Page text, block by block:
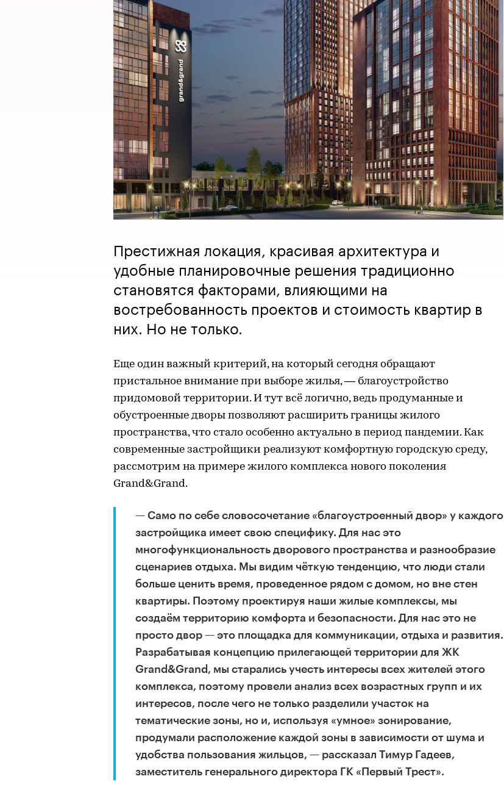
Престижная локация, красивая архитектура и
удобные планировочные решения традиционно
становятся факторами, влияющими на
востребованность проектов и стоимость квартир в
них. Но не только.
Еще один важный критерий, на который сегодня обращают
пристальное внимание при выборе жилья, — благоустройство
придомовой территории. И тут всё логично, ведь продуманные и
обустроенные дворы позволяют расширить границы жилого
пространства, что стало особенно актуально в период пандемии. Как
современные застройщики реализуют комфортную городскую среду,
рассмотрим на примере жилого комплекса нового поколения
Grand&Grand.
— Само по себе словосочетание «благоустроенный двор» у каждого
застройщика имеет свою специфику. Для нас это
многофункциональность дворового пространства и разнообразие
сценариев отдыха. Мы видим чёткую тенденцию, что люди стали
больше ценить время, проведенное рядом с домом, но вне стен
квартиры. Поэтому проектируя наши жилые комплексы, мы
создаём территорию комфорта и безопасности. Для нас это не
просто двор — это площадка для коммуникации, отдыха и развития.
Разрабатывая концепцию прилегающей территории для ЖК
Grand&Grand, мы старались учесть интересы всех жителей этого
комплекса, поэтому провели анализ всех возрастных групп и их
интересов, после чего не только разделили участок на
тематические зоны, но и, используя «умное» зонирование,
продумали расположение каждой зоны в зависимости от шума и
удобства пользования жильцов, — рассказал Тимур Гадеев,
заместитель генерального директора ГК «Первый Трест».